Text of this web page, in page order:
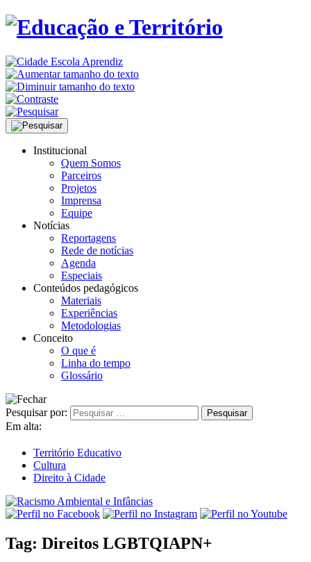
Institucional
Quem Somos
Parceiros
Projetos
Imprensa
Equipe
Notícias
Reportagens
Rede de notícias
Agenda
Especiais
Conteúdos pedagógicos
Materiais
Experiências
Metodologias
Conceito
O que é
Linha do tempo
Glossário
Pesquisar por:
Em alta:
Território Educativo
Cultura
Direito à Cidade
Tag: Direitos LGBTQIAPN+